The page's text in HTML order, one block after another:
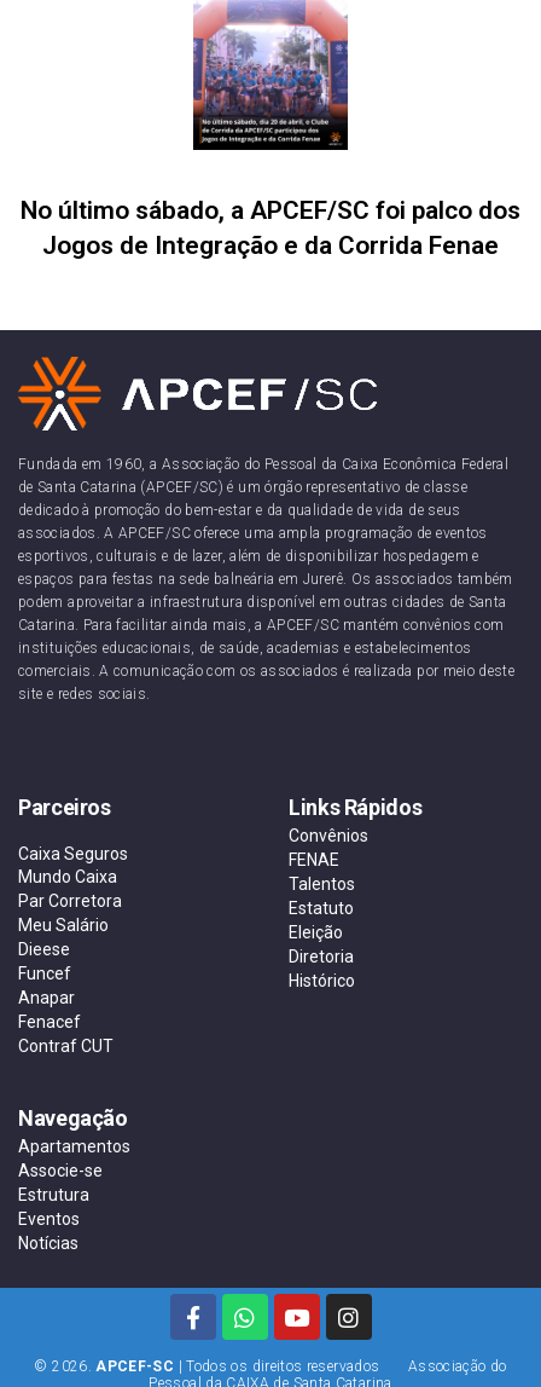
No último sábado, a APCEF/SC foi palco dos
Jogos de Integração e da Corrida Fenae
Fundada em 1960, a Associação do Pessoal da Caixa Econômica Federal
de Santa Catarina (APCEF/SC) é um órgão representativo de classe
dedicado à promoção do bem-estar e da qualidade de vida de seus
associados. A APCEF/SC oferece uma ampla programação de eventos
esportivos, culturais e de lazer, além de disponibilizar hospedagem e
espaços para festas na sede balneária em Jurerê. Os associados também
podem aproveitar a infraestrutura disponível em outras cidades de Santa
Catarina. Para facilitar ainda mais, a APCEF/SC mantém convênios com
instituições educacionais, de saúde, academias e estabelecimentos
comerciais. A comunicação com os associados é realizada por meio deste
site e redes sociais.
Parceiros
Caixa Seguros
Mundo Caixa
Par Corretora
Meu Salário
Dieese
Funcef
Anapar
Fenacef
Contraf CUT
Links Rápidos
Convênios
FENAE
Talentos
Estatuto
Eleição
Diretoria
Histórico
Navegação
Apartamentos
Associe-se
Estrutura
Eventos
Notícias
© 2026.APCEF-SC | Todos os direitos reservados Associação do